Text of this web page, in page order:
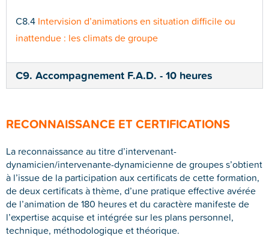
C8.4 Intervision d’animations en situation difficile ou
inattendue : les climats de groupe
C9. Accompagnement F.A.D. - 10 heures
RECONNAISSANCE ET CERTIFICATIONS
La reconnaissance au titre d’intervenant-
dynamicien/intervenante-dynamicienne de groupes s’obtient
à l’issue de la participation aux certificats de cette formation,
de deux certificats à thème, d’une pratique effective avérée
de l’animation de 180 heures et du caractère manifeste de
l’expertise acquise et intégrée sur les plans personnel,
technique, méthodologique et théorique.